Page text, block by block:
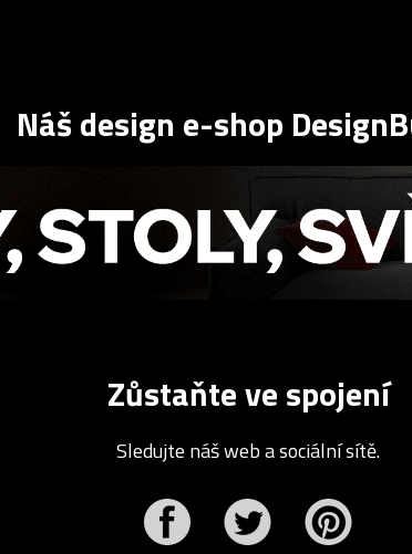
Náš design e-shop
Zůstaňte ve spojení
Sledujte náš web a sociální sítě.